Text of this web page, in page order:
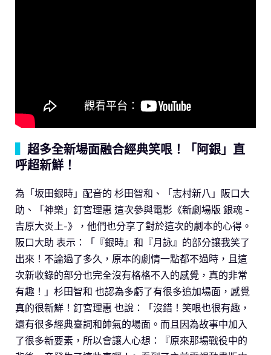
超多全新場面融合經典笑哏！「阿銀」直
呼超新鮮！
為「坂田銀時」配音的 杉田智和、「志村新八」阪口大
助、「神樂」釘宮理惠 這次參與電影《新劇場版 銀魂 -
吉原大炎上-》，他們也分享了對於這次的劇本的心得。
阪口大助 表示：「『銀時』和『月詠』的部分讓我笑了
出來！不論過了多久，原本的劇情一點都不過時，且這
次新收錄的部分也完全沒有格格不入的感覺，真的非常
有趣！」杉田智和 也認為多虧了有很多追加場面，感覺
真的很新鮮！釘宮理惠 也說：「沒錯！笑哏也很有趣，
還有很多經典臺詞和帥氣的場面。而且因為故事中加入
了很多新要素，所以會讓人心想：『原來那場戰役中的